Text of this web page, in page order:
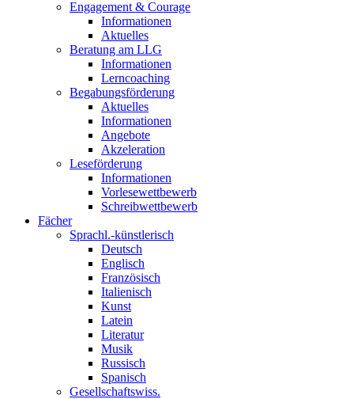
Engagement & Courage
Informationen
Aktuelles
Beratung am LLG
Informationen
Lerncoaching
Begabungsförderung
Aktuelles
Informationen
Angebote
Akzeleration
Leseförderung
Informationen
Vorlesewettbewerb
Schreibwettbewerb
Fächer
Sprachl.-künstlerisch
Deutsch
Englisch
Französisch
Italienisch
Kunst
Latein
Literatur
Musik
Russisch
Spanisch
Gesellschaftswiss.